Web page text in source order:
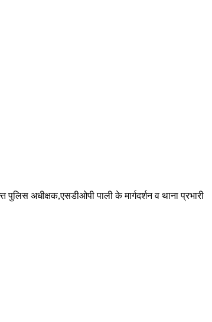
अधीक्षक,एसडीओपी पाली के मार्गदर्शन व थाना प्रभारी